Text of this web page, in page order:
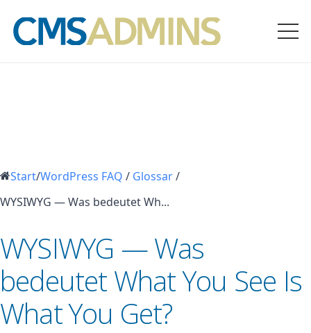
Start/WordPress FAQ / Glossar/
WYSIWYG — Was bedeutet Wh...
WYSIWYG — Was
bedeutet What You See Is
What You Get?